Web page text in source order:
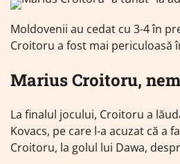
Moldovenii au cedat cu 3-4 în
Croitoru a fost mai periculoasă
Marius Croitoru,
La finalul jocului, Croitoru a
Kovacs, pe care l-a acuzat că a
Croitoru, la golul lui Dawa,